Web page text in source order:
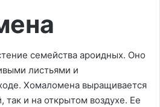
семейства ароидных. Оно
листьями и
Хомаломена выращивается
и на открытом воздухе. Ее